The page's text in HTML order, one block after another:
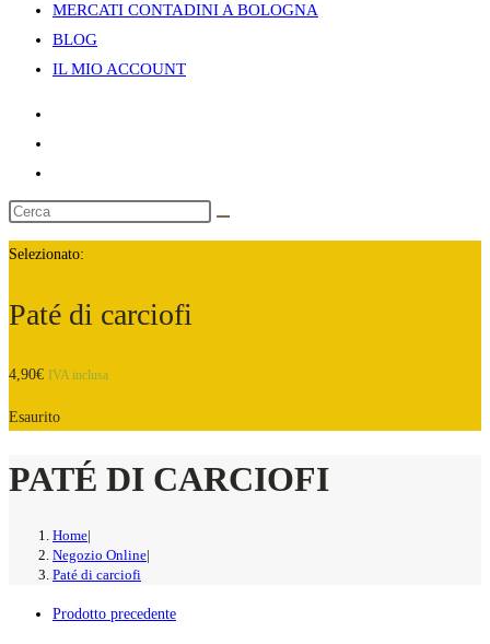
MERCATI CONTADINI A BOLOGNA
BLOG
IL MIO ACCOUNT
Selezionato:
Paté di carciofi
4,90€ IVA inclusa
Esaurito
PATÉ DI CARCIOFI
Home|
Negozio Online|
Paté di carciofi
Prodotto precedente